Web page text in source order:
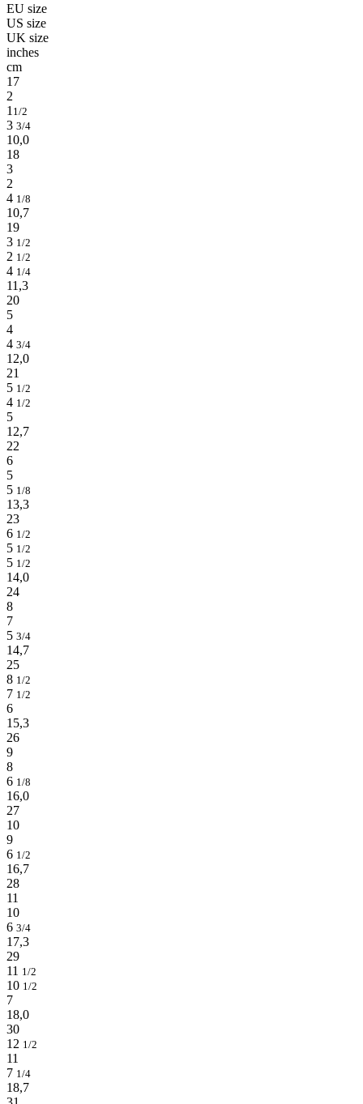
EU size
US size
UK size
inches
cm
17
2
1 1/2
3 3/4
10,0
18
3
2
4 1/8
10,7
19
3 1/2
2 1/2
4 1/4
11,3
20
5
4
4 3/4
12,0
21
5 1/2
4 1/2
5
12,7
22
6
5
5 1/8
13,3
23
6 1/2
5 1/2
5 1/2
14,0
24
8
7
5 3/4
14,7
25
8 1/2
7 1/2
6
15,3
26
9
8
6 1/8
16,0
27
10
9
6 1/2
16,7
28
11
10
6 3/4
17,3
29
11 1/2
10 1/2
7
18,0
30
12 1/2
11
7 1/4
18,7